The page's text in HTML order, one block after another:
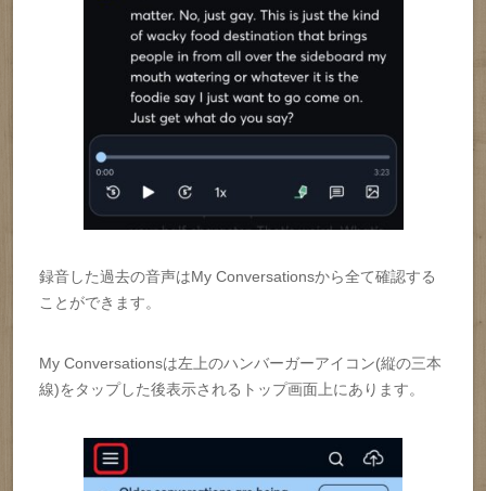
録音した過去の音声はMy Conversationsから全て確認する
ことができます。
My Conversationsは左上のハンバーガーアイコン(縦の三本
線)をタップした後表示されるトップ画面上にあります。